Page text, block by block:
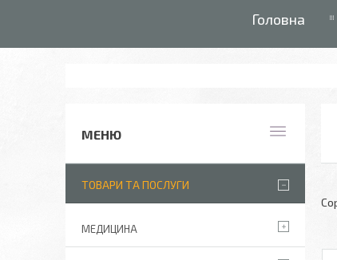
Головна
ТОВАРИ ТА ПОСЛУГИ
МЕДИЦИНА